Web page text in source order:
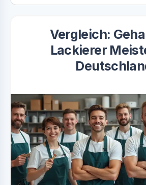
Vergleich:
Lackierer